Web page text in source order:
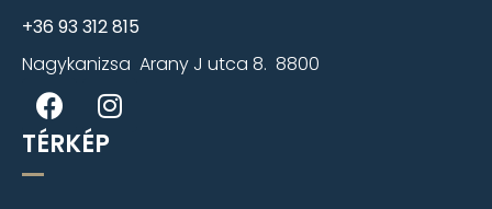
+36 93 312 815
Nagykanizsa Arany J utca 8. 8800
TÉRKÉP